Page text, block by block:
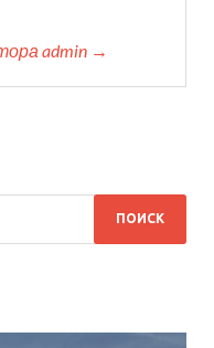
admin →